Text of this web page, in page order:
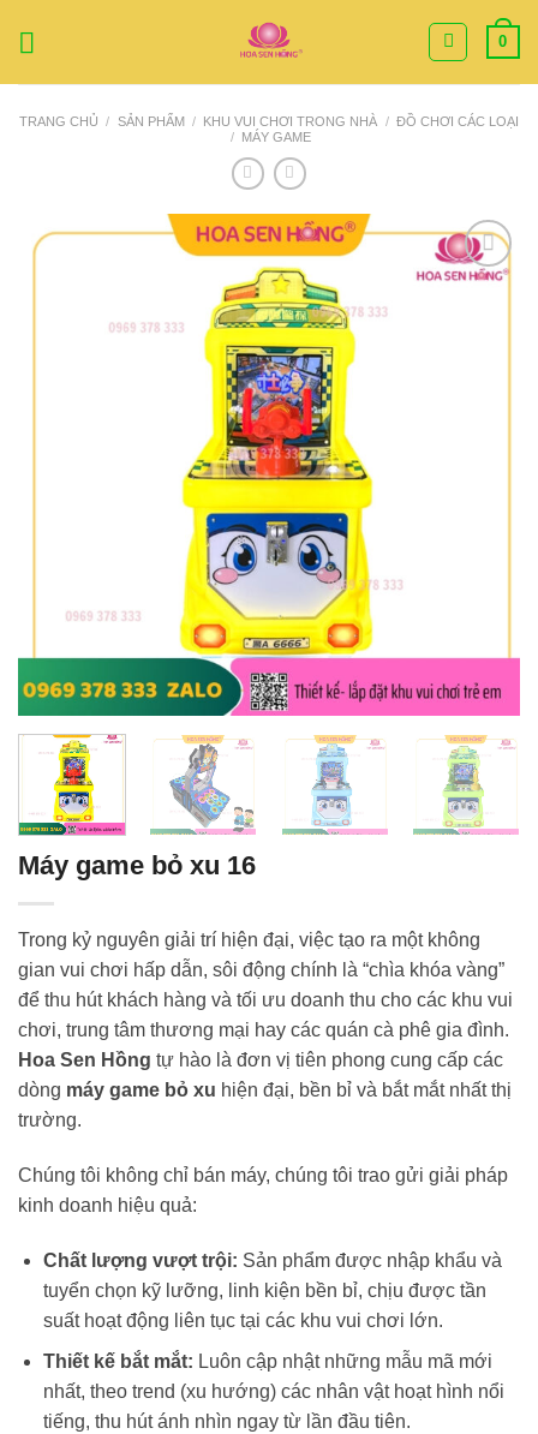
0
TRANG CHỦ / SẢN PHẨM / KHU VUI CHƠI TRONG NHÀ / ĐỒ CHƠI CÁC LOẠI
/ MÁY GAME
Máy game bỏ xu 16
Trong kỷ nguyên giải trí hiện đại, việc tạo ra một không
gian vui chơi hấp dẫn, sôi động chính là “chìa khóa vàng”
để thu hút khách hàng và tối ưu doanh thu cho các khu vui
chơi, trung tâm thương mại hay các quán cà phê gia đình.
Hoa Sen Hồng tự hào là đơn vị tiên phong cung cấp các
dòng máy game bỏ xu hiện đại, bền bỉ và bắt mắt nhất thị
trường.
Chúng tôi không chỉ bán máy, chúng tôi trao gửi giải pháp
kinh doanh hiệu quả:
Chất lượng vượt trội: Sản phẩm được nhập khẩu và
tuyển chọn kỹ lưỡng, linh kiện bền bỉ, chịu được tần
suất hoạt động liên tục tại các khu vui chơi lớn.
Thiết kế bắt mắt: Luôn cập nhật những mẫu mã mới
nhất, theo trend (xu hướng) các nhân vật hoạt hình nổi
tiếng, thu hút ánh nhìn ngay từ lần đầu tiên.